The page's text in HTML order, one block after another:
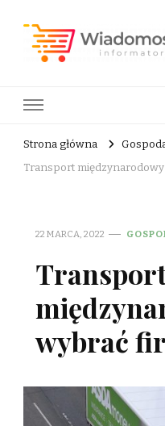
Strona główna
Transport
22 MARCA, 2022
wybrać